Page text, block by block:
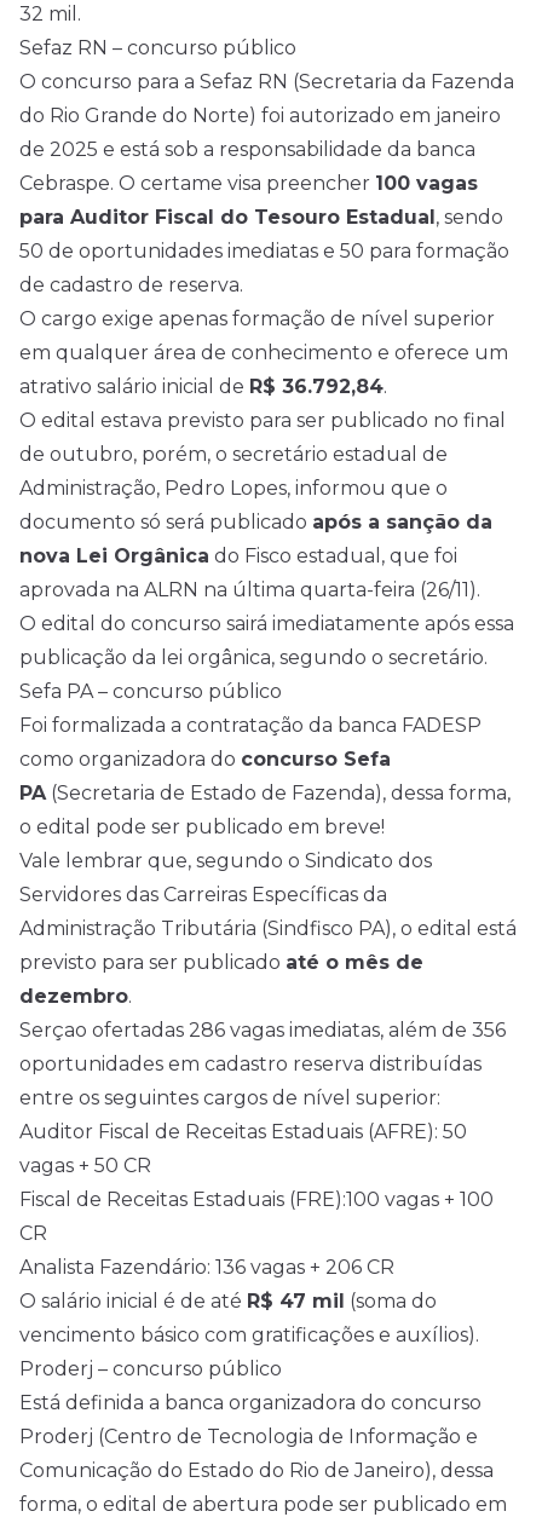
32 mil.
Sefaz RN – concurso público
O concurso para a Sefaz RN (Secretaria da Fazenda
do Rio Grande do Norte) foi autorizado em janeiro
de 2025 e está sob a responsabilidade da banca
Cebraspe. O certame visa preencher 100 vagas
para Auditor Fiscal do Tesouro Estadual, sendo
50 de oportunidades imediatas e 50 para formação
de cadastro de reserva.
O cargo exige apenas formação de nível superior
em qualquer área de conhecimento e oferece um
atrativo salário inicial de R$ 36.792,84.
O edital estava previsto para ser publicado no final
de outubro, porém, o secretário estadual de
Administração, Pedro Lopes, informou que o
documento só será publicado após a sanção da
nova Lei Orgânica do Fisco estadual, que foi
aprovada na ALRN na última quarta-feira (26/11).
O edital do concurso sairá imediatamente após essa
publicação da lei orgânica, segundo o secretário.
Sefa PA – concurso público
Foi formalizada a contratação da banca FADESP
como organizadora do concurso Sefa
PA (Secretaria de Estado de Fazenda), dessa forma,
o edital pode ser publicado em breve!
Vale lembrar que, segundo o Sindicato dos
Servidores das Carreiras Específicas da
Administração Tributária (Sindfisco PA), o edital está
previsto para ser publicado até o mês de
dezembro.
Serçao ofertadas 286 vagas imediatas, além de 356
oportunidades em cadastro reserva distribuídas
entre os seguintes cargos de nível superior:
Auditor Fiscal de Receitas Estaduais (AFRE): 50
vagas + 50 CR
Fiscal de Receitas Estaduais (FRE):100 vagas + 100
CR
Analista Fazendário: 136 vagas + 206 CR
O salário inicial é de até R$ 47 mil (soma do
vencimento básico com gratificações e auxílios).
Proderj – concurso público
Está definida a banca organizadora do concurso
Proderj (Centro de Tecnologia de Informação e
Comunicação do Estado do Rio de Janeiro), dessa
forma, o edital de abertura pode ser publicado em